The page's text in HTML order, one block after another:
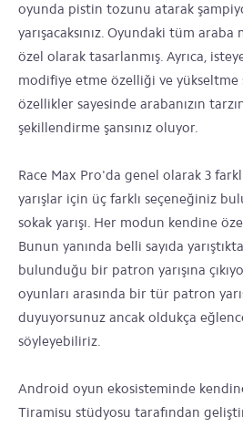
oyunda pistin tozunu atarak
yarışacaksınız. Oyundaki tüm
özel olarak tasarlanmış. Ayrıca,
modifiye etme özelliği ve yükseltme
özellikler sayesinde arabanızın
şekillendirme şansınız oluyor.
Race Max Pro'da genel olarak 3
yarışlar için üç farklı seçeneğiniz
sokak yarışı. Her modun kendine
Bunun yanında belli sayıda
bulunduğu bir patron yarışına
oyunları arasında bir tür patron
duyuyorsunuz ancak oldukça
söyleyebiliriz.
Android oyun ekosisteminde
Tiramisu stüdyosu tarafından